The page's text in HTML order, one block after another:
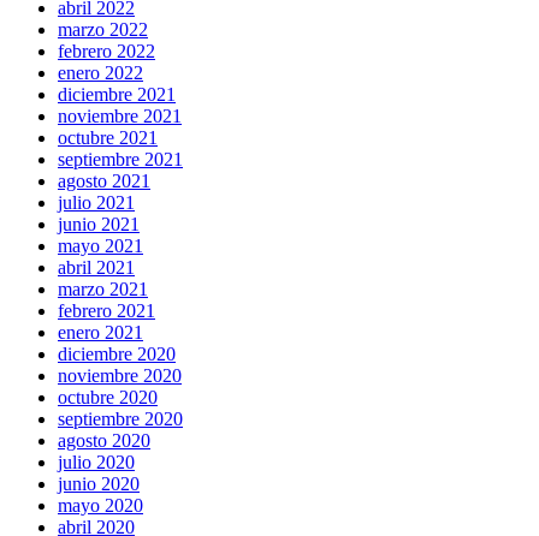
abril 2022
marzo 2022
febrero 2022
enero 2022
diciembre 2021
noviembre 2021
octubre 2021
septiembre 2021
agosto 2021
julio 2021
junio 2021
mayo 2021
abril 2021
marzo 2021
febrero 2021
enero 2021
diciembre 2020
noviembre 2020
octubre 2020
septiembre 2020
agosto 2020
julio 2020
junio 2020
mayo 2020
abril 2020